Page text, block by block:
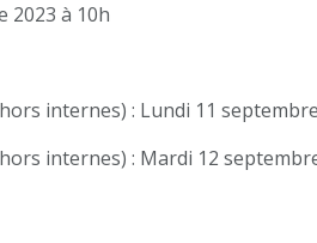
2023 à 10h
internes) : Lundi 11
internes) : Mardi 12